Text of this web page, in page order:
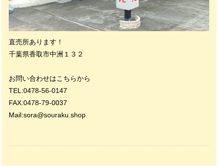
直売所あります！
千葉県香取市中洲１３２
お問い合わせはこちらから
TEL:0478-56-0147
FAX:0478-79-0037
Mail:sora@souraku.shop